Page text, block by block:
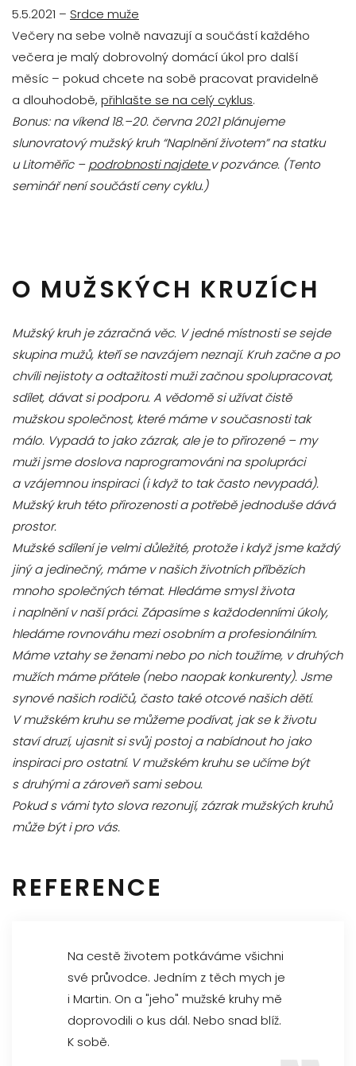
5.5.2021 – Srdce muže
Večery na sebe volně navazují a součástí každého
večera je malý dobrovolný domácí úkol pro další
měsíc – pokud chcete na sobě pracovat pravidelně
a dlouhodobě, přihlašte se na celý cyklus.
Bonus: na víkend 18.–20. června 2021 plánujeme
slunovratový mužský kruh “Naplnění životem” na statku
u Litoměřic –podrobnosti najdete v pozvánce. (Tento
seminář není součástí ceny cyklu.)
O MUŽSKÝCH KRUZÍCH
Mužský kruh je zázračná věc. V jedné místnosti se sejde
skupina mužů, kteří se navzájem neznají. Kruh začne a po
chvíli nejistoty a odtažitosti muži začnou spolupracovat,
sdílet, dávat si podporu. A vědomě si užívat čistě
mužskou společnost, které máme v současnosti tak
málo. Vypadá to jako zázrak, ale je to přirozené – my
muži jsme doslova naprogramováni na spolupráci
a vzájemnou inspiraci (i když to tak často nevypadá).
Mužský kruh této přirozenosti a potřebě jednoduše dává
prostor.
Mužské sdílení je velmi důležité, protože i když jsme každý
jiný a jedinečný, máme v našich životních příbězích
mnoho společných témat. Hledáme smysl života
i naplnění v naší práci. Zápasíme s každodenními úkoly,
hledáme rovnováhu mezi osobním a profesionálním.
Máme vztahy se ženami nebo po nich toužíme, v druhých
mužích máme přátele (nebo naopak konkurenty). Jsme
synové našich rodičů, často také otcové našich dětí.
V mužském kruhu se můžeme podívat, jak se k životu
staví druzí, ujasnit si svůj postoj a nabídnout ho jako
inspiraci pro ostatní. V mužském kruhu se učíme být
s druhými a zároveň sami sebou.
Pokud s vámi tyto slova rezonují, zázrak mužských kruhů
může být i pro vás.
REFERENCE
Na cestě životem potkáváme všichni
své průvodce. Jedním z těch mych je
i Martin. On a "jeho" mužské kruhy mě
doprovodili o kus dál. Nebo snad blíž.
K sobě.